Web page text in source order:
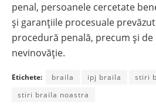
penal, persoanele cercetate
și garanțiile procesuale
procedură penală, precum și
nevinovăție.
Etichete: braila ipj braila
stiri
stiri braila noastra